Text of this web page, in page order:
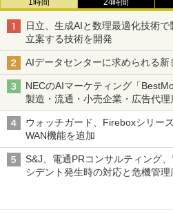
1時間 24時間
日立、生成AIと数理最適化技術
立案する技術を開発
AIデータセンターに求められる
NECのAIマーケティング「
製造・流通・小売企業・広告代
ウォッチガード、Fireboxシリー
WAN機能を追加
S&J、電通PRコンサルティング
シデント発生時の対応と危機管理